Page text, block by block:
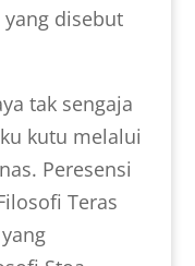
disebut
tak sengaja
kutu melalui
Peresensi
Teras